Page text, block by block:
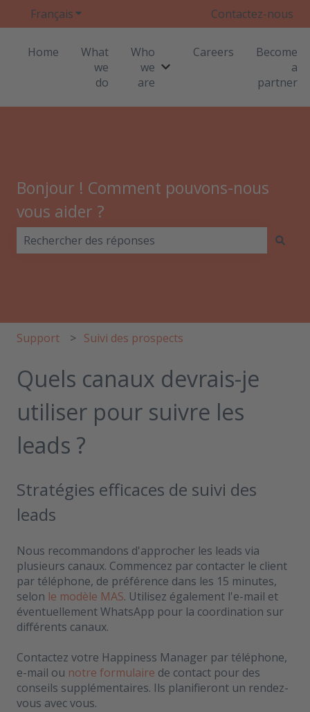
FrançaisAfficher le sous-menu pour les traductions
Contactez-nous
Home
What
we
do
Who
we
are
Afficher le sous-menu pour
Careers
Become
a
partner
Bonjour ! Comment pouvons-nous
vous aider ?
Support Suivi des prospects
Quels canaux devrais-je
utiliser pour suivre les
leads ?
Stratégies efficaces de suivi des
leads
Nous recommandons d'approcher les leads via
plusieurs canaux. Commencez par contacter le client
par téléphone, de préférence dans les 15 minutes,
selon le modèle MAS. Utilisez également l'e-mail et
éventuellement WhatsApp pour la coordination sur
différents canaux.
Contactez votre Happiness Manager par téléphone,
e-mail ou notre formulaire de contact pour des
conseils supplémentaires. Ils planifieront un rendez-
vous avec vous.